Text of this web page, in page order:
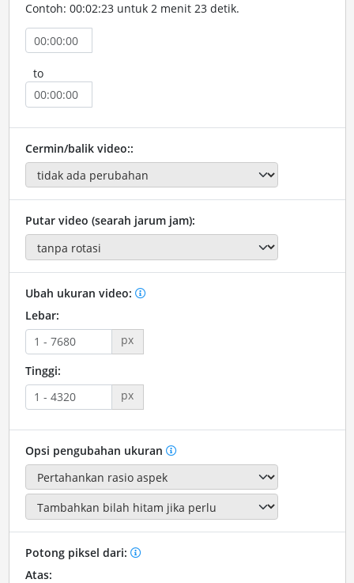
Contoh: 00:02:23 untuk 2 menit 23 detik.
to
Cermin/balik video::
Putar video (searah jarum jam):
Ubah ukuran video:
Lebar:
px
Tinggi:
px
Opsi pengubahan ukuran
Potong piksel dari:
Atas: